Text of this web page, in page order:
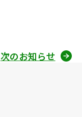
次のお知らせ